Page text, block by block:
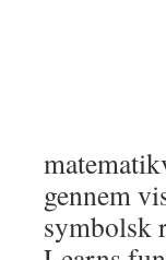
gennem
symbolsk